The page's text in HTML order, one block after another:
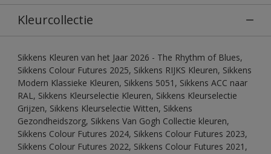
Kleurcollectie
Sikkens Kleuren van het Jaar 2026 - The Rhythm of Blues,
Sikkens Colour Futures 2025, Sikkens RIJKS Kleuren, Sikkens
Modern Klassieke Kleuren, Sikkens 5051, Sikkens ACC naar
RAL, Sikkens Kleurselectie Kleuren, Sikkens Kleurselectie
Grijzen, Sikkens Kleurselectie Witten, Sikkens
Gezondheidszorg, Sikkens Van Gogh Collectie kleuren,
Sikkens Colour Futures 2024, Sikkens Colour Futures 2023,
Sikkens Colour Futures 2022, Sikkens Colour Futures 2021,